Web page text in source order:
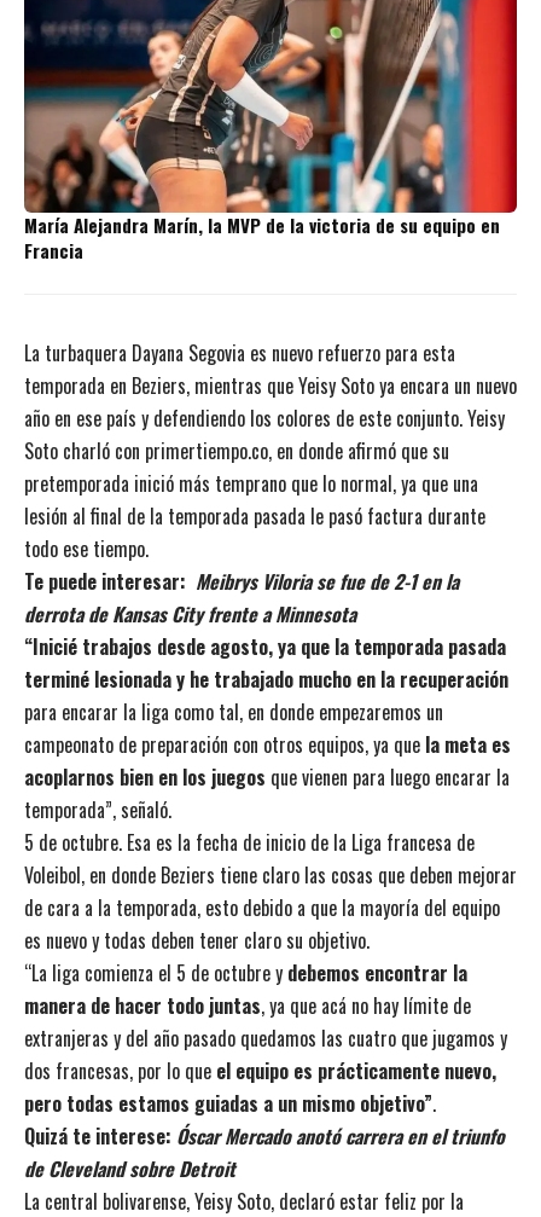
María Alejandra Marín, la MVP de la victoria de su equipo en
Francia
La turbaquera Dayana Segovia es nuevo refuerzo para esta
temporada en Beziers, mientras que Yeisy Soto ya encara un nuevo
año en ese país y defendiendo los colores de este conjunto. Yeisy
Soto charló con primertiempo.co, en donde afirmó que su
pretemporada inició más temprano que lo normal, ya que una
lesión al final de la temporada pasada le pasó factura durante
todo ese tiempo.
Te puede interesar: Meibrys Viloria se fue de 2-1 en la
derrota de Kansas City frente a Minnesota
“Inicié trabajos desde agosto, ya que la temporada pasada
terminé lesionada y he trabajado mucho en la recuperación
para encarar la liga como tal, en donde empezaremos un
campeonato de preparación con otros equipos, ya que la meta es
acoplarnos bien en los juegos que vienen para luego encarar la
temporada”, señaló.
5 de octubre. Esa es la fecha de inicio de la Liga francesa de
Voleibol, en donde Beziers tiene claro las cosas que deben mejorar
de cara a la temporada, esto debido a que la mayoría del equipo
es nuevo y todas deben tener claro su objetivo.
“La liga comienza el 5 de octubre y debemos encontrar la
manera de hacer todo juntas, ya que acá no hay límite de
extranjeras y del año pasado quedamos las cuatro que jugamos y
dos francesas, por lo que el equipo es prácticamente nuevo,
pero todas estamos guiadas a un mismo objetivo”.
Quizá te interese: Óscar Mercado anotó carrera en el triunfo
de Cleveland sobre Detroit
La central bolivarense, Yeisy Soto, declaró estar feliz por la